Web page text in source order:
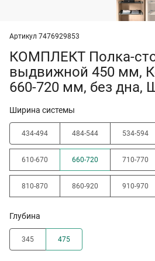
Артикул 7476929853
КОМПЛЕКТ Полка-
выдвижной 450 мм,
660-720 мм, без
Ширина системы
434-494 484-544 534-594
610-670 660-720 710-770
810-870 860-920 910-970
Глубина
345 475